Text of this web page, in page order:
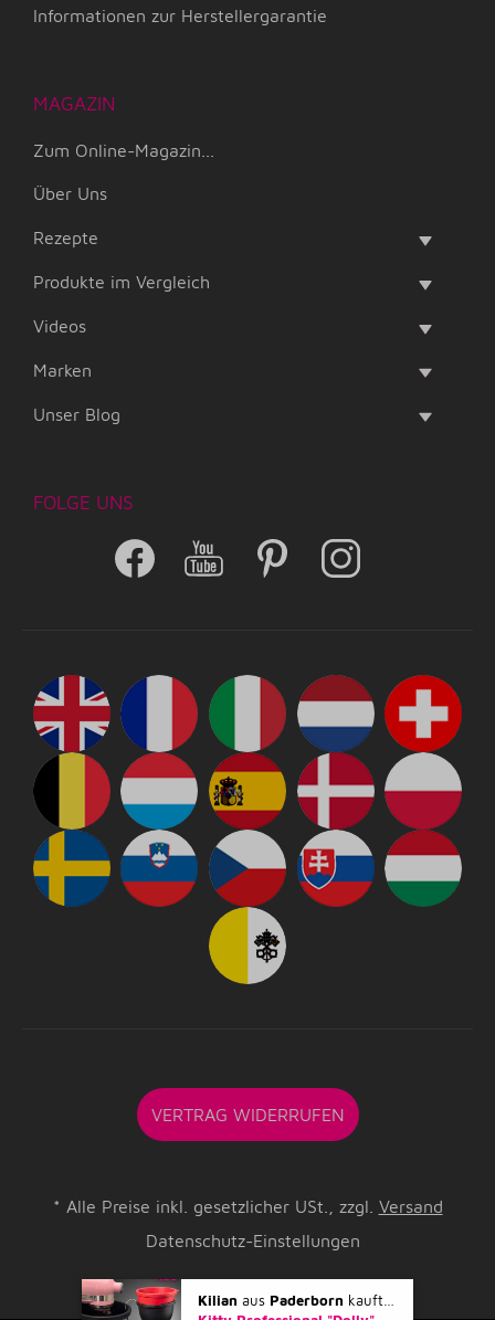
Informationen zur Herstellergarantie
MAGAZIN
Zum Online-Magazin...
Über Uns
Rezepte
Produkte im Vergleich
Videos
Marken
Unser Blog
FOLGE UNS
VERTRAG WIDERRUFEN
* Alle Preise inkl. gesetzlicher USt., zzgl. Versand
Datenschutz-Einstellungen
Kilian aus Paderborn kaufte gerade